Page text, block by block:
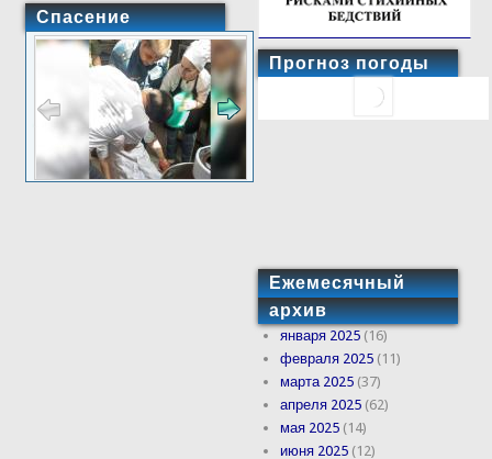
Спасение
Прогноз погоды
Ежемесячный
архив
января 2025 (16)
февраля 2025 (11)
марта 2025 (37)
апреля 2025 (62)
мая 2025 (14)
июня 2025 (12)